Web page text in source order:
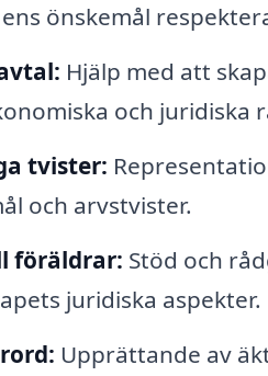
önskemål
Hjälp med att
och juridiska
tvister:
och arvstvister.
föräldrar: Stöd och
juridiska aspekter.
Upprättande av